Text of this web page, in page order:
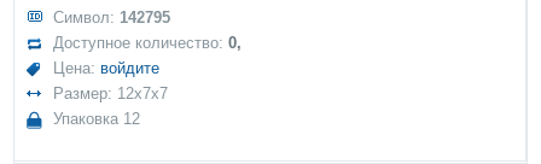
Символ: 142795
Доступное количество:0,
Цена: войдите
Размер: 12x7x7
Упаковка 12